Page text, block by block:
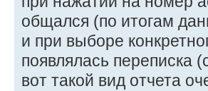
общался (по итогам
и при выборе
появлялась переписка
вот такой вид отчета